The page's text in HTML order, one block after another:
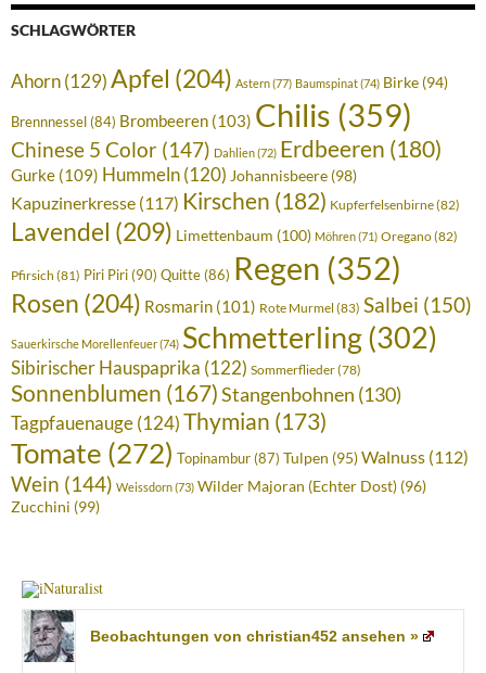
SCHLAGWÖRTER
Ahorn(129)Apfel (204) Astern(77) Baumspinat(74) Birke (94)
Brennnessel (84) Brombeeren (103) Chilis (359)
Chinese 5 Color (147) Dahlien(72) Erdbeeren (180)
Gurke (109) Hummeln (120) Johannisbeere (98)
Kapuzinerkresse (117) Kirschen (182) Kupferfelsenbirne(82)
Lavendel (209) Limettenbaum (100) Möhren(71) Oregano(82)
Pfirsich (81) Piri Piri(90) Quitte(86) Regen (352)
Rosen (204) Rosmarin (101) Rote Murmel (83) Salbei (150)
Sauerkirsche Morellenfeuer(74) Schmetterling(302)
Sibirischer Hauspaprika (122) Sommerflieder(78)
Sonnenblumen (167)Stangenbohnen (130)
Tagpfauenauge(124)Thymian (173)
Tomate (272) Topinambur(87) Tulpen (95)Walnuss (112)
Wein (144) Weissdorn(73) Wilder Majoran (Echter Dost) (96)
Zucchini (99)
Beobachtungen von christian452 ansehen »